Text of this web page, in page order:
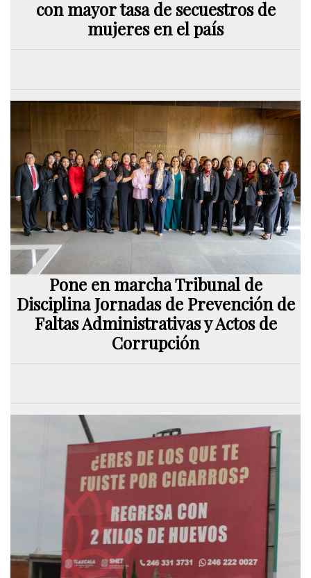
con mayor tasa de secuestros de
mujeres en el país
Pone en marcha Tribunal de
Disciplina Jornadas de Prevención de
Faltas Administrativas y Actos de
Corrupción